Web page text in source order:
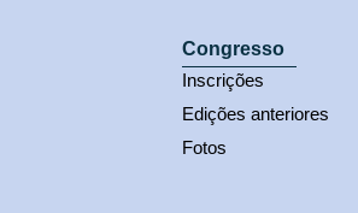
Congresso
Inscrições
Edições anteriores
Fotos